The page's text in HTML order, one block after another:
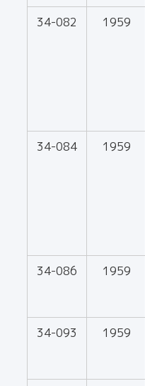
34-082 1959
34-084 1959
34-086 1959
34-093 1959